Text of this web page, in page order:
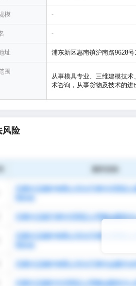
模 -
-
址 浦东新区惠南镇沪南路9628号
围
从事模具专业、三维建模技
术咨询，从事货物及技术的
风险